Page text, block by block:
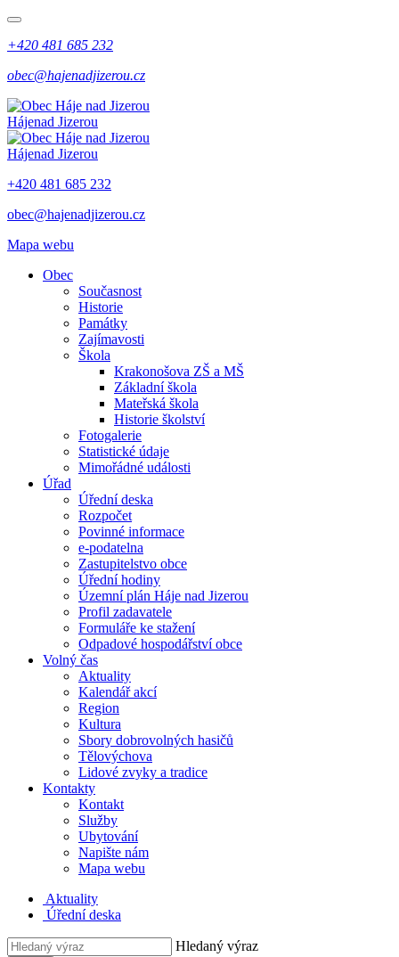
+420 481 685 232
obec@hajenadjizerou.cz
Hájenad Jizerou
Hájenad Jizerou
+420 481 685 232
obec@hajenadjizerou.cz
Mapa webu
Obec
Současnost
Historie
Památky
Zajímavosti
Škola
Krakonošova ZŠ a MŠ
Základní škola
Mateřská škola
Historie školství
Fotogalerie
Statistické údaje
Mimořádné události
Úřad
Úřední deska
Rozpočet
Povinné informace
e-podatelna
Zastupitelstvo obce
Úřední hodiny
Územní plán Háje nad Jizerou
Profil zadavatele
Formuláře ke stažení
Odpadové hospodářství obce
Volný čas
Aktuality
Kalendář akcí
Region
Kultura
Sbory dobrovolných hasičů
Tělovýchova
Lidové zvyky a tradice
Kontakty
Kontakt
Služby
Ubytování
Napište nám
Mapa webu
Aktuality
Úřední deska
Hledaný výraz